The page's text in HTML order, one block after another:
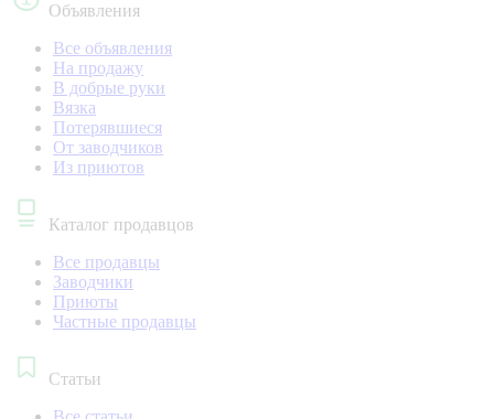
Объявления
Все объявления
На продажу
В добрые руки
Вязка
Потерявшиеся
От заводчиков
Из приютов
Каталог продавцов
Все продавцы
Заводчики
Приюты
Частные продавцы
Статьи